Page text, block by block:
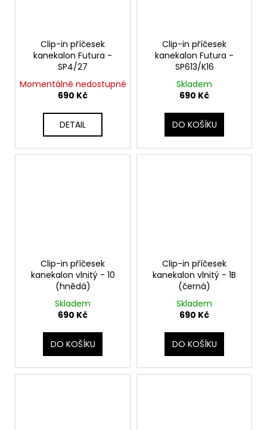
Clip-in příčesek
kanekalon Futura -
SP4/27
Momentálně nedostupné
690 Kč
DETAIL
Clip-in příčesek
kanekalon Futura -
SP613/K16
Skladem
690 Kč
DO KOŠÍKU
Clip-in příčesek
kanekalon vlnitý - 10
(hnědá)
Skladem
690 Kč
DO KOŠÍKU
Clip-in příčesek
kanekalon vlnitý - 1B
(černá)
Skladem
690 Kč
DO KOŠÍKU